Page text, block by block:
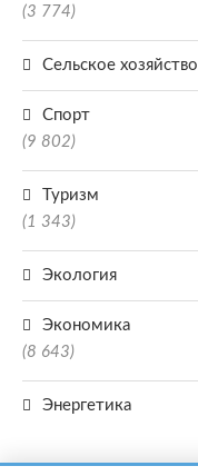
(3 774)
Сельское хозяйство
Спорт
(9 802)
Туризм
(1 343)
Экология
Экономика
(8 643)
Энергетика